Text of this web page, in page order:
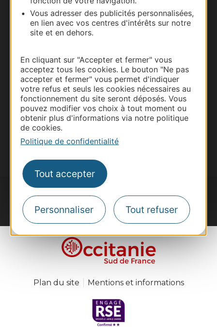
Vous adresser des publicités personnalisées,
en lien avec vos centres d'intérêts sur notre
site et en dehors.
En cliquant sur "Accepter et fermer" vous
acceptez tous les cookies. Le bouton "Ne pas
accepter et fermer" vous permet d'indiquer
votre refus et seuls les cookies nécessaires au
fonctionnement du site seront déposés. Vous
pouvez modifier vos choix à tout moment ou
obtenir plus d'informations via notre politique
de cookies.
Politique de confidentialité
Tout accepter
Personnaliser Tout refuser
Thermalisme
Business/Mice
Site presse et d'influence
Voyagistes
Destination Sport
Inscrivez-vous à la lettre d'information
Destination Occitanie pour recevoir des
suggestions de séjours, de visites et de sorties.
Je m'abonne
#VoyageOccitanie
Plan du site Mentions et informations